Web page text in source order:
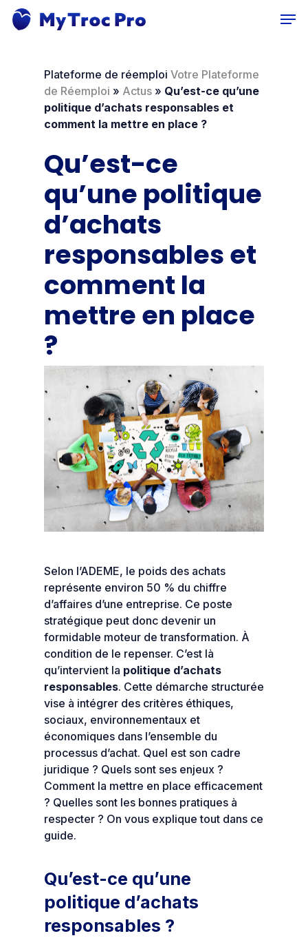
Skip
Plateforme de réemploi Votre Plateforme
de Réemploi » Actus » Qu’est-ce qu’une
politique d’achats responsables et
comment la mettre en place ?
Qu’est-ce
qu’une politique
d’achats
responsables et
comment la
mettre en place
?
Selon l’ADEME, le poids des achats
représente environ 50 % du chiffre
d’affaires d’une entreprise. Ce poste
stratégique peut donc devenir un
formidable moteur de transformation. À
condition de le repenser. C’est là
qu’intervient la politique d’achats
responsables. Cette démarche structurée
vise à intégrer des critères éthiques,
sociaux, environnementaux et
économiques dans l’ensemble du
processus d’achat. Quel est son cadre
juridique ? Quels sont ses enjeux ?
Comment la mettre en place efficacement
? Quelles sont les bonnes pratiques à
respecter ? On vous explique tout dans ce
guide.
Qu’est-ce qu’une
politique d’achats
responsables ?